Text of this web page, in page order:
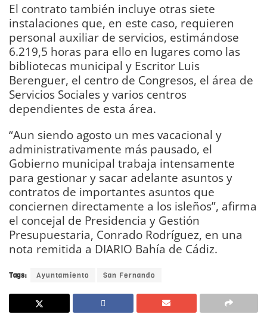
El contrato también incluye otras siete
instalaciones que, en este caso, requieren
personal auxiliar de servicios, estimándose
6.219,5 horas para ello en lugares como las
bibliotecas municipal y Escritor Luis
Berenguer, el centro de Congresos, el área de
Servicios Sociales y varios centros
dependientes de esta área.
“Aun siendo agosto un mes vacacional y
administrativamente más pausado, el
Gobierno municipal trabaja intensamente
para gestionar y sacar adelante asuntos y
contratos de importantes asuntos que
conciernen directamente a los isleños”, afirma
el concejal de Presidencia y Gestión
Presupuestaria, Conrado Rodríguez, en una
nota remitida a DIARIO Bahía de Cádiz.
Tags: Ayuntamiento San Fernando